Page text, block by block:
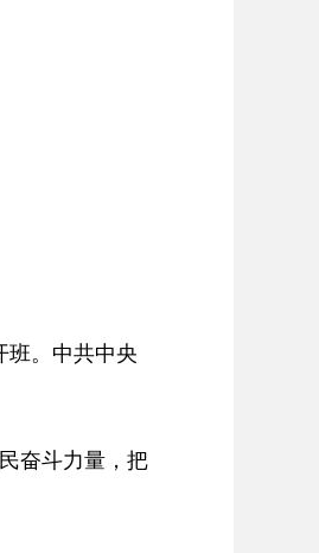
班。中共中央
奋斗力量，把